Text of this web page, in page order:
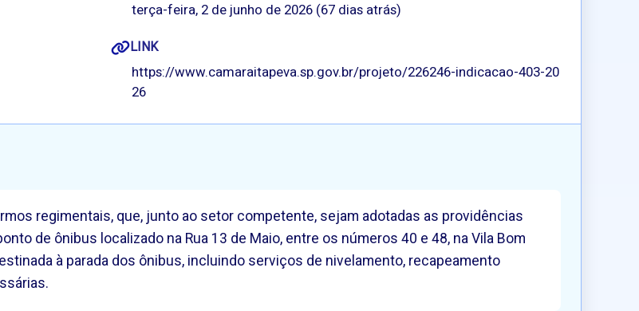
terça-feira, 2 de junho de 2026 (67 dias atrás)
LINK
https://www.camaraitapeva.sp.gov.br/projeto/226246-indicacao-403-20
26
regimentais, que, junto ao setor competente, sejam adotadas as providências
de ônibus localizado na Rua 13 de Maio, entre os números 40 e 48, na Vila Bom
à parada dos ônibus, incluindo serviços de nivelamento, recapeamento